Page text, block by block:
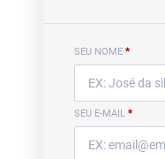
SEU NOME *
SEU E-MAIL *